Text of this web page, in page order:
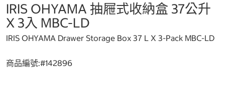
IRIS OHYAMA 抽屜式收納盒 37公升
X 3入 MBC-LD
IRIS OHYAMA Drawer Storage Box 37 L X 3-Pack MBC-LD
商品編號:#142896